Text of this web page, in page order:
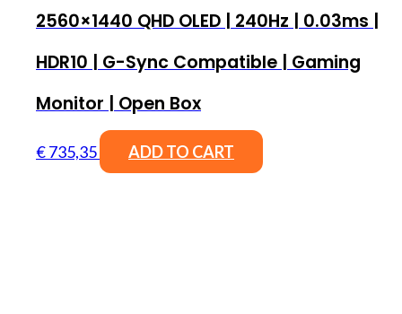
2560×1440 QHD OLED | 240Hz | 0.03ms |
HDR10 | G-Sync Compatible | Gaming
Monitor | Open Box
€735,35 ADD TO CART